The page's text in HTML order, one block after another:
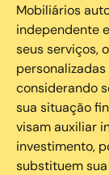
Mobiliários
independente
seus serviços,
considerando
sua situação
visam auxiliar
investimento,
substituem